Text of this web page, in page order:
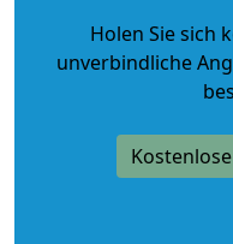
Holen Sie sich
unverbindliche